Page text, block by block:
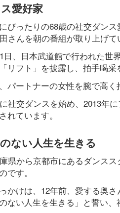
愛好家
ぴったりの68歳の社交ダン
さんを朝の番組が取り上げて
、日本武道館で行われた世
リフト」を披露し、拍手喝采
パートナーの女性を腕で高
社交ダンスを始め、2013年
れています。
ない人生を生きる
県から京都市にあるダンス
です。
かけは、12年前、愛する奥
ない人生を生きる」と誓い、